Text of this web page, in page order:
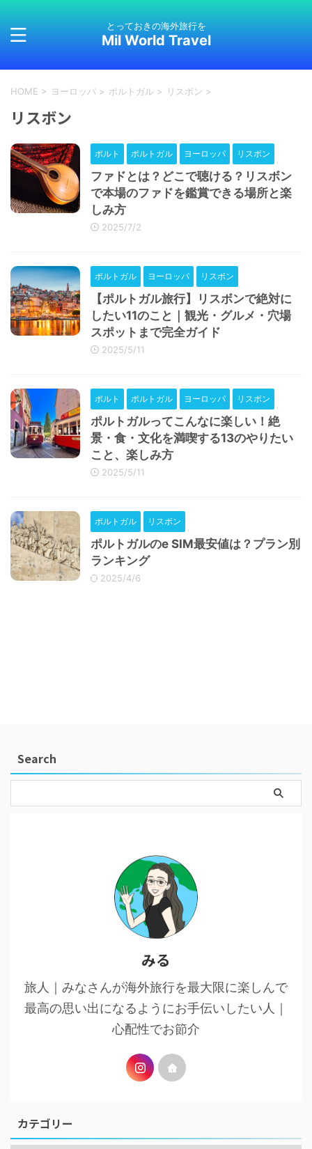
とっておきの海外旅行を
Mil World Travel
HOME > ヨーロッパ > ポルトガル > リスボン >
リスボン
ポルト ポルトガル ヨーロッパ リスボン
ファドとは？どこで聴ける？リスボン
で本場のファドを鑑賞できる場所と楽
しみ方
2025/7/2
ポルトガル ヨーロッパ リスボン
【ポルトガル旅行】リスボンで絶対に
したい11のこと｜観光・グルメ・穴場
スポットまで完全ガイド
2025/5/11
ポルト ポルトガル ヨーロッパ リスボン
ポルトガルってこんなに楽しい！絶
景・食・文化を満喫する13のやりたい
こと、楽しみ方
2025/5/11
ポルトガル リスボン
ポルトガルのe SIM最安値は？プラン別
ランキング
2025/4/6
Search
みる
旅人｜みなさんが海外旅行を最大限に楽しんで
最高の思い出になるようにお手伝いしたい人｜
心配性でお節介
カテゴリー